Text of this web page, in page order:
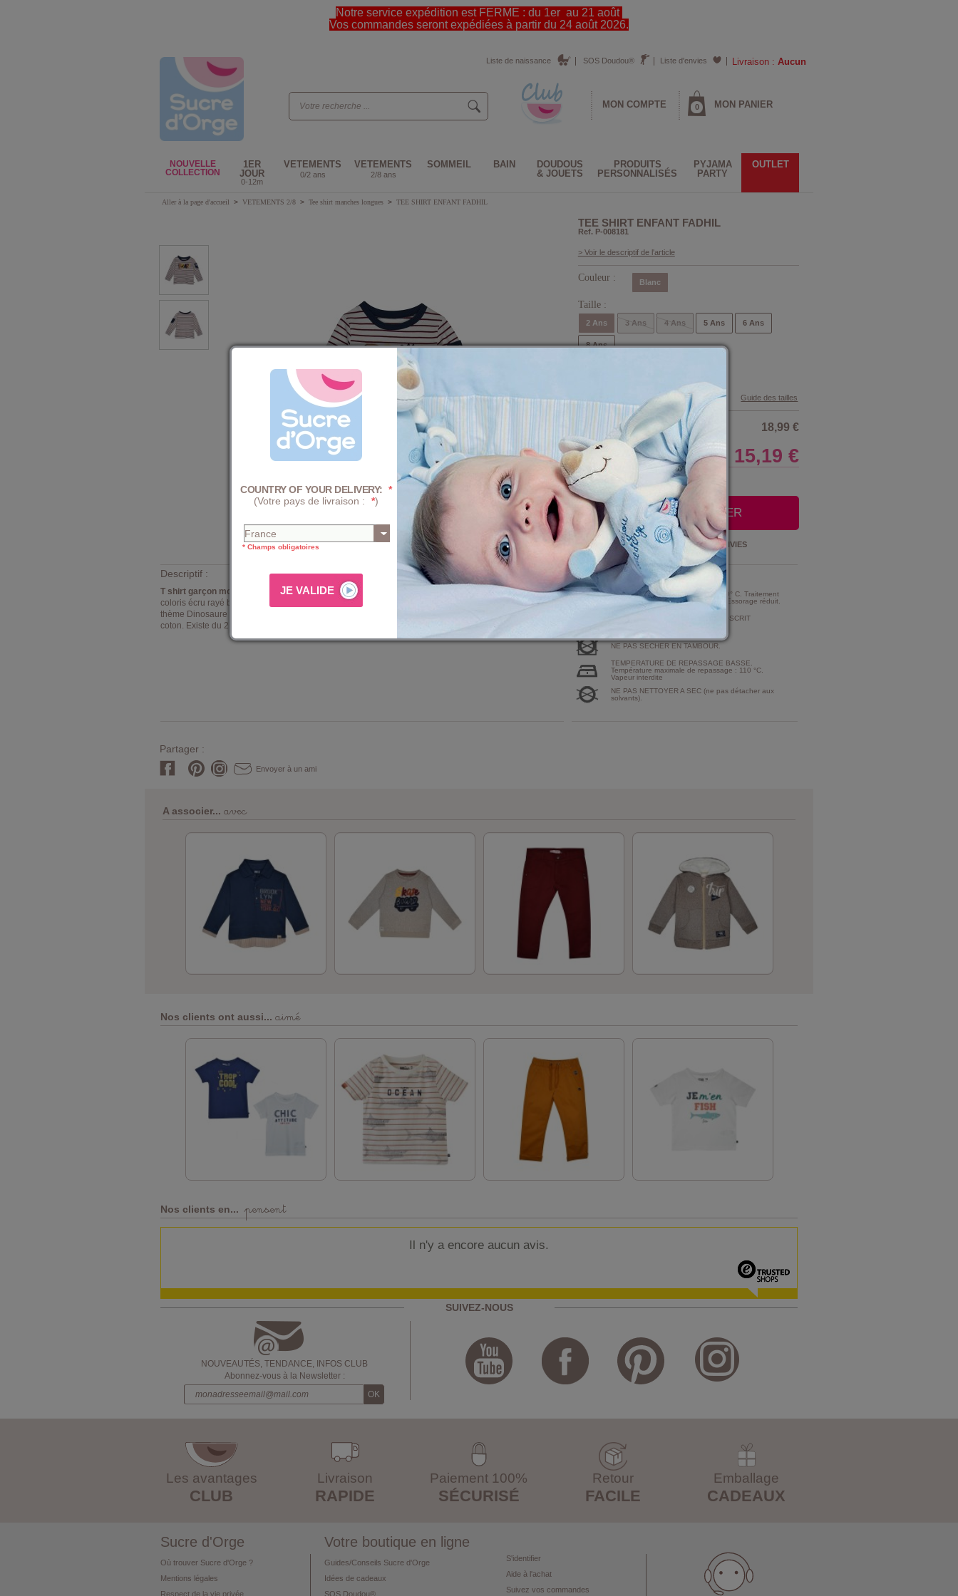
Notre service expédition est FERME : du 1er au 21 août
Vos commandes seront expédiées à partir du 24 août 2026.
Livraison : Aucun
Liste d'envies
SOS Doudou®
Liste de naissance
MON COMPTE 0 MON PANIER
NOUVELLE
COLLECTION
1ER
JOUR
0-12m
VETEMENTS
0/2 ans
VETEMENTS
2/8 ans
SOMMEIL BAIN
DOUDOUS
& JOUETS
PRODUITS
PERSONNALISÉS
PYJAMA
PARTY
OUTLET
Aller à la page d'accueil > VETEMENTS 2/8 > Tee shirt manches longues > TEE SHIRT ENFANT FADHIL
TEE SHIRT ENFANT FADHIL
Ref. P-008181
> Voir le descriptif de l'article
Couleur : Blanc
Taille :
2 Ans 3 Ans 4 Ans 5 Ans 6 Ans
8 Ans
Guide des tailles
18,99 €
Prix 15,19 €
+ D'INFOS SUR LE CLUB
AJOUTER AU PANIER
Ajouter à la LISTE D'ENVIES
Descriptif :
T shirt garçon modèle Fadhil Sucre d'Orgemanches longues dont 1 avec poche sur le dessus,
coloris écru rayé bordeaux, encolure arrondie marine en bord côte - grande illustration sérigraphiée
thème Dinosaure colorée sur le devant dont une partie flocage velours. Composition : jersey 100%
coton. Existe du 2 ans au 8 ans.
Composition et Entretien :
PROGRAMME TRES MODERE A 30° C. Traitement
mécanique d'intensité très réduite. Essorage réduit.
TRAITEMENT DE CHLORAGE PROSCRIT
NE PAS SECHER EN TAMBOUR.
TEMPERATURE DE REPASSAGE BASSE.
Température maximale de repassage : 110 °C.
Vapeur interdite
NE PAS NETTOYER A SEC (ne pas détacher aux
solvants).
Partager :
Envoyer à un ami
A associer...
Nos clients ont aussi... aimé
Nos clients en... pensent
Il n'y a encore aucun avis.
SUIVEZ-NOUS
NOUVEAUTÉS, TENDANCE, INFOS CLUB
Abonnez-vous à la Newsletter :
Les avantages
CLUB
Livraison
RAPIDE
Paiement 100%
SÉCURISÉ
Retour
FACILE
Emballage
CADEAUX
Sucre d'Orge
Où trouver Sucre d'Orge ?
Mentions légales
Respect de la vie privée
Votre boutique en ligne
Guides/Conseils Sucre d'Orge
Idées de cadeaux
SOS Doudou®
S'identifier
Aide à l'achat
Suivez vos commandes
COUNTRY OF YOUR DELIVERY: *
(Votre pays de livraison :
*)
* Champs obligatoires